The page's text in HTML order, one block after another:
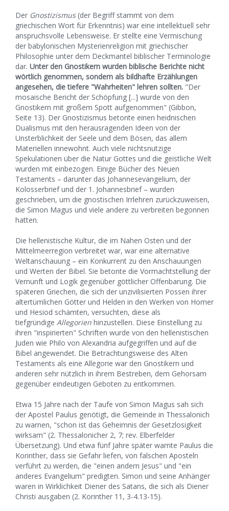
Der Gnostizismus(der Begriff stammt von dem
griechischen Wort für Erkenntnis) war eine intellektuell sehr
anspruchsvolle Lebensweise. Er stellte eine Vermischung
der babylonischen Mysterienreligion mit griechischer
Philosophie unter dem Deckmantel biblischer Terminologie
dar. Unter den Gnostikern wurden biblische Berichte nicht
wörtlich genommen, sondern als bildhafte Erzählungen
angesehen, die tiefere "Wahrheiten" lehren sollten. "Der
mosaische Bericht der Schöpfung [...] wurde von den
Gnostikern mit großem Spott aufgenommen" (Gibbon,
Seite 13). Der Gnostizismus betonte einen heidnischen
Dualismus mit den herausragenden Ideen von der
Unsterblichkeit der Seele und dem Bösen, das allem
Materiellen innewohnt. Auch viele nichtsnutzige
Spekulationen über die Natur Gottes und die geistliche Welt
wurden mit einbezogen. Einige Bücher des Neuen
Testaments – darunter das Johannesevangelium, der
Kolosserbrief und der 1. Johannesbrief – wurden
geschrieben, um die gnostischen Irrlehren zurückzuweisen,
die Simon Magus und viele andere zu verbreiten begonnen
hatten.
Die hellenistische Kultur, die im Nahen Osten und der
Mittelmeerregion verbreitet war, war eine alternative
Weltanschauung – ein Konkurrent zu den Anschauungen
und Werten der Bibel. Sie betonte die Vormachtstellung der
Vernunft und Logik gegenüber göttlicher Offenbarung. Die
späteren Griechen, die sich der unzivilisierten Possen ihrer
altertümlichen Götter und Helden in den Werken von Homer
und Hesiod schämten, versuchten, diese als
tiefgründige Allegorien hinzustellen. Diese Einstellung zu
ihren "inspirierten" Schriften wurde von den hellenistischen
Juden wie Philo von Alexandria aufgegriffen und auf die
Bibel angewendet. Die Betrachtungsweise des Alten
Testaments als eine Allegorie war den Gnostikern und
anderen sehr nützlich in ihrem Bestreben, dem Gehorsam
gegenüber eindeutigen Geboten zu entkommen.
Etwa 15 Jahre nach der Taufe von Simon Magus sah sich
der Apostel Paulus genötigt, die Gemeinde in Thessalonich
zu warnen, "schon ist das Geheimnis der Gesetzlosigkeit
wirksam" (2. Thessalonicher 2, 7; rev. Elberfelder
Übersetzung). Und etwa fünf Jahre später warnte Paulus die
Korinther, dass sie Gefahr liefen, von falschen Aposteln
verführt zu werden, die "einen andern Jesus" und "ein
anderes Evangelium" predigten. Simon und seine Anhänger
waren in Wirklichkeit Diener des Satans, die sich als Diener
Christi ausgaben (2. Korinther 11, 3-4.13-15).